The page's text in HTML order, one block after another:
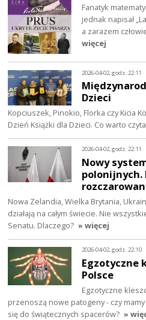
Fanatyk
jednak napisał
a zarazem
więcej
2026-04-02, godz. 22:11
Dzieci
Kopciuszek, Pinokio, Florka czy Kicia
Dzień Książki dla Dzieci. Co warto
2026-04-02, godz. 22:11
Nowy
polonijnych.
Nowa Zelandia, Wielka Brytania,
działają na całym świecie. Nie
Senatu. Dlaczego? » więcej
2026-04-02, godz. 22:10
Egzotyczne
Polsce
Egzotyczne
przenoszą nowe patogeny - czy
się do świątecznych spacerów? »